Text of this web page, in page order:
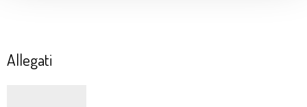
Allegati